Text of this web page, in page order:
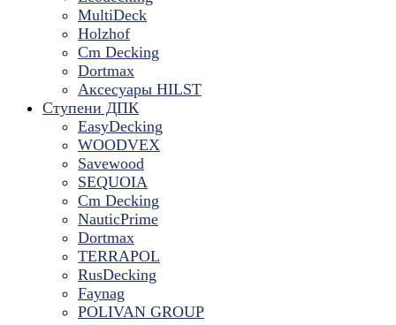
MultiDeck
Holzhof
Cm Decking
Dortmax
Аксесуары HILST
Ступени ДПК
EasyDecking
WOODVEX
Savewood
SEQUOIA
Cm Decking
NauticPrime
Dortmax
TERRAPOL
RusDecking
Faynag
POLIVAN GROUP